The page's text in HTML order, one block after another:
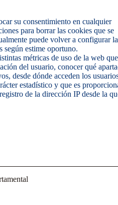
su consentimiento en cualquier
para borrar las cookies que se
puede volver a configurar
según estime oportuno.
métricas de uso de la web que
del usuario, conocer qué
desde dónde acceden los
estadístico y que es
de la dirección IP desde la